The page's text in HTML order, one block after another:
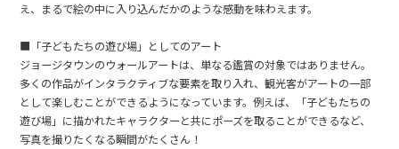
え、まるで絵の中に入り込んだかのような感動を味わえます。
■「子どもたちの遊び場」としてのアート
ジョージタウンのウォールアートは、単なる鑑賞の対象ではありません。
多くの作品がインタラクティブな要素を取り入れ、観光客がアートの一部
として楽しむことができるようになっています。例えば、「子どもたちの
遊び場」に描かれたキャラクターと共にポーズを取ることができるなど、
写真を撮りたくなる瞬間がたくさん！